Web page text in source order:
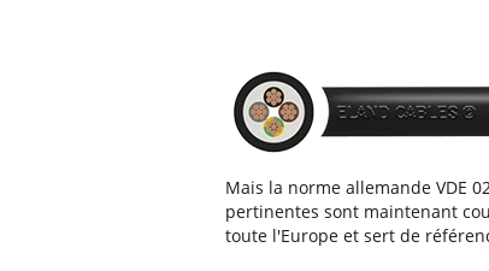
Mais la norme allemande VDE
pertinentes sont maintenant
toute l'Europe et sert de